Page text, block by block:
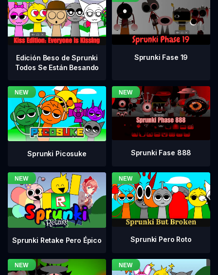
Edición Beso de Sprunki
Todos Se Están Besando
Sprunki Fase 19
Sprunki Picosuke Sprunki Fase 888
Sprunki Retake Pero Épico Sprunki Pero Roto